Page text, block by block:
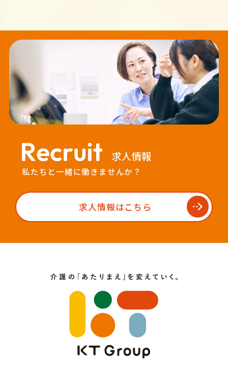
求人情報
私たちと一緒に働きませんか？
求人情報はこちら